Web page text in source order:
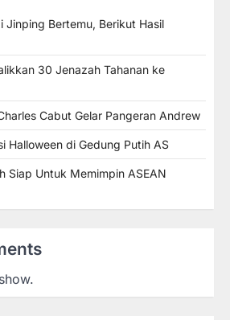
Jinping Bertemu, Berikut Hasil
30 Jenazah Tahanan ke
Cabut Gelar Pangeran Andrew
Halloween di Gedung Putih AS
Siap Untuk Memimpin ASEAN